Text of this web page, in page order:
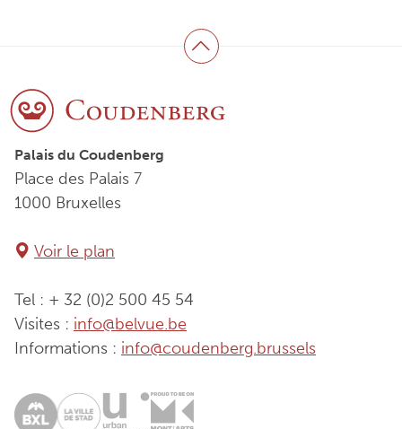
Haut de page
Palais du Coudenberg
Place des Palais 7
1000 Bruxelles
Voir le plan
Tel : + 32 (0)2 500 45 54
Visites : info@belvue.be
Informations : info@coudenberg.brussels